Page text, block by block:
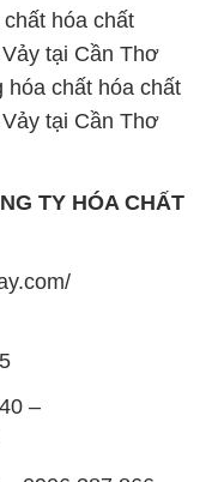
TY HÓA CHẤT